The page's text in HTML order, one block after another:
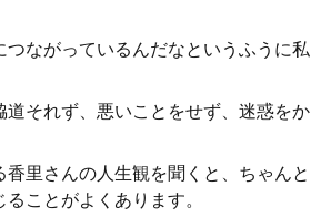
ながっているんだなというふうに私
それず、悪いことをせず、迷惑をか
里さんの人生観を聞くと、ちゃんと
ことがよくあります。